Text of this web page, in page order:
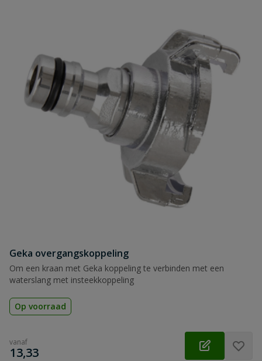
Geka overgangskoppeling
Om een kraan met Geka koppeling te verbinden met een
waterslang met insteekkoppeling
Op voorraad
vanaf
€
13,33